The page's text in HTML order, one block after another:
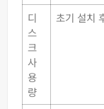
디
스
크
사
용
량
초기 설치